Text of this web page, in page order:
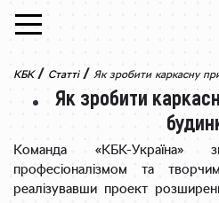
Skip to content
КБК / Статті / Як зробити каркасну
Як зробити
Команда «КБК-Україна»
професіоналізмом та
реалізувавши проект